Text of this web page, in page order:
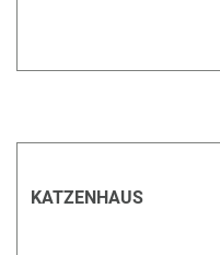
KATZENHAUS